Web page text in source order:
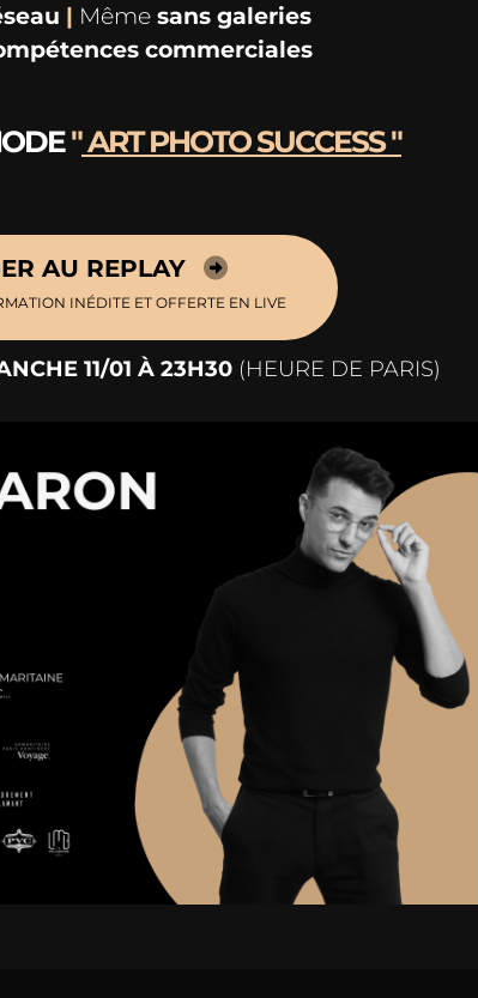
| Même sans galeries
commerciales
"ART PHOTO SUCCESS "
AU REPLAY
INÉDITE ET OFFERTE EN LIVE
11/01 À 23H30(HEURE DE PARIS)